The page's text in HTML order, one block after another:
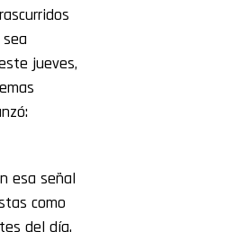
jueves,
esa señal
como
del día.